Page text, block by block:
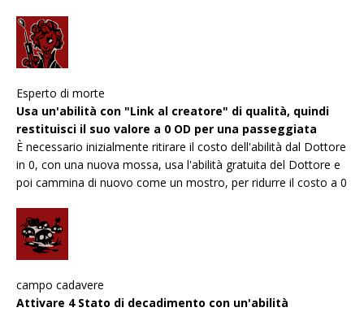
Esperto di morte
Usa un'abilità con "Link al creatore" di qualità, quindi
restituisci il suo valore a 0 OD per una passeggiata
È necessario inizialmente ritirare il costo dell'abilità dal Dottore
in 0, con una nuova mossa, usa l'abilità gratuita del Dottore e
poi cammina di nuovo come un mostro, per ridurre il costo a 0
campo cadavere
Attivare 4 Stato di decadimento con un'abilità